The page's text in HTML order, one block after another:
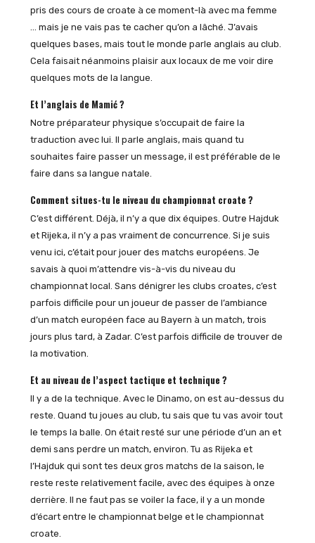
pris des cours de croate à ce moment-là avec ma femme
… mais je ne vais pas te cacher qu’on a lâché. J’avais
quelques bases, mais tout le monde parle anglais au club.
Cela faisait néanmoins plaisir aux locaux de me voir dire
quelques mots de la langue.
Et l’anglais de Mamić ?
Notre préparateur physique s’occupait de faire la
traduction avec lui. Il parle anglais, mais quand tu
souhaites faire passer un message, il est préférable de le
faire dans sa langue natale.
Comment situes-tu le niveau du championnat croate ?
C’est différent. Déjà, il n’y a que dix équipes. Outre Hajduk
et Rijeka, il n’y a pas vraiment de concurrence. Si je suis
venu ici, c’était pour jouer des matchs européens. Je
savais à quoi m’attendre vis-à-vis du niveau du
championnat local. Sans dénigrer les clubs croates, c’est
parfois difficile pour un joueur de passer de l’ambiance
d’un match européen face au Bayern à un match, trois
jours plus tard, à Zadar. C’est parfois difficile de trouver de
la motivation.
Et au niveau de l’aspect tactique et technique ?
Il y a de la technique. Avec le Dinamo, on est au-dessus du
reste. Quand tu joues au club, tu sais que tu vas avoir tout
le temps la balle. On était resté sur une période d’un an et
demi sans perdre un match, environ. Tu as Rijeka et
l’Hajduk qui sont tes deux gros matchs de la saison, le
reste reste relativement facile, avec des équipes à onze
derrière. Il ne faut pas se voiler la face, il y a un monde
d’écart entre le championnat belge et le championnat
croate.